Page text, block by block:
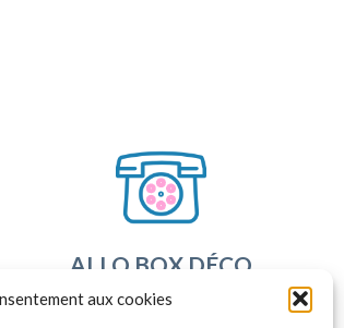
aux cookies
ALLO BOX DÉCO
Une question ?